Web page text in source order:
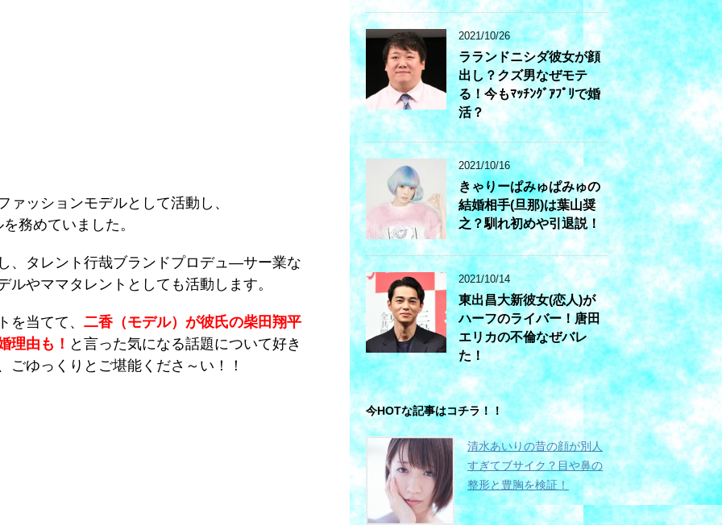
ァッションモデルとして活動し、
務めていました。
、タレント行哉ブランドプロデュ―サー業な
やママタレントとしても活動します。
を当てて、 二香（モデル）が彼氏の柴田翔平
理由も！ と言った気になる話題について好き
ごゆっくりとご堪能くださ～い！！
2021/10/26
ラランドニシダ彼女が顔
出し？クズ男なぜモテ
る！今もﾏｯﾁﾝｸﾞｱﾌﾟﾘで婚
活？
2021/10/16
きゃりーぱみゅぱみゅの
結婚相手(旦那)は葉山奨
之？馴れ初めや引退説！
2021/10/14
東出昌大新彼女(恋人)が
ハーフのライバー！唐田
エリカの不倫なぜバレ
た！
今HOTな記事はコチラ！！
清水あいりの昔の顔が別人
すぎてブサイク？目や鼻の
整形と豊胸を検証！